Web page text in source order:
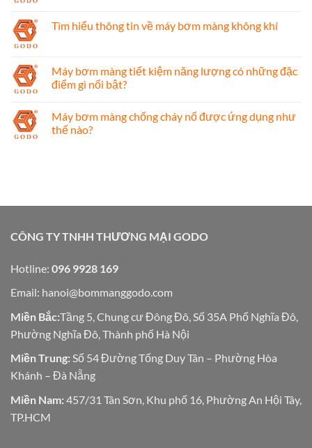
Tìm hiểu thông tin về máy bơm màng không khí
Máy bơm màng tiết kiệm năng lượng có những đặc
điểm gì nổi bật?
Máy bơm màng chống cháy nổ được ứng dụng như
thế nào?
CÔNG TY TNHH THƯƠNG MẠI GODO
Hotline: 096 9928 169
Email: hanoi@bommanggodo.com
Miền Bắc:Tầng 5, Chung cư Đông Đô, Số 35A Phố Nghĩa Đô,
Phường Nghĩa Đô, Thành phố Hà Nội
Miền Trung: Số 54 Đường Tống Duy Tân – Phường Hòa
Khánh – Đà Nẵng
Miền Nam: 457/31 Tân Sơn, Khu phố 16, Phường An Hội Tây,
TP.HCM